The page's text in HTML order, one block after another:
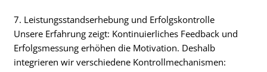
7. Leistungsstandserhebung und Erfolgskontrolle
Unsere Erfahrung zeigt: Kontinuierliches Feedback und
Erfolgsmessung erhöhen die Motivation. Deshalb
integrieren wir verschiedene Kontrollmechanismen: